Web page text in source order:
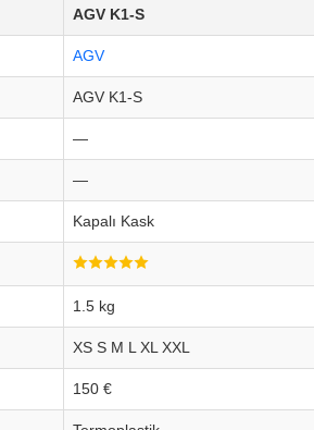
AGV K1-S
AGV
AGV K1-S
—
—
Kapalı Kask
1.5 kg
XS S M L XL XXL
150 €